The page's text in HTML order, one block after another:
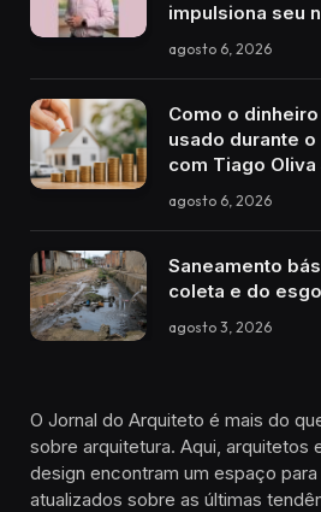
impulsiona seu
agosto 6, 2026
Como o
usado durante
com Tiago Oliva
agosto 6, 2026
Saneamento
coleta e do
agosto 3, 2026
O Jornal do Arquiteto é mais do
sobre arquitetura. Aqui, arquitetos
design encontram um espaço
atualizados sobre as últimas